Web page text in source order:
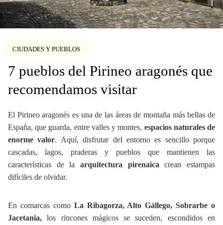
CIUDADES Y PUEBLOS
7 pueblos del Pirineo aragonés que
recomendamos visitar
El Pirineo aragonés es una de las áreas de montaña más bellas de
España, que guarda, entre valles y montes, espacios naturales de
enorme valor. Aquí, disfrutar del entorno es sencillo porque
cascadas, lagos, praderas y pueblos que mantienen las
características de la arquitectura pirenaica crean estampas
difíciles de olvidar.
En comarcas como La Ribagorza, Alto Gállego, Sobrarbe o
Jacetania, los rincones mágicos se suceden, escondidos en